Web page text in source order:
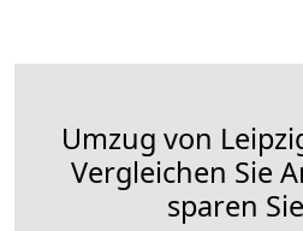
Umzug von
Vergleichen Sie
sparen